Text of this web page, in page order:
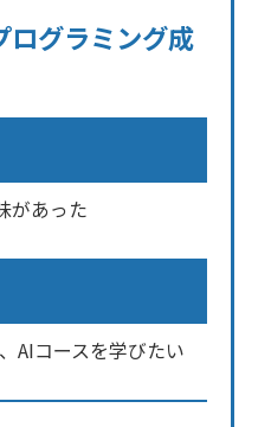
ログラミング成
があった
AIコースを学びたい